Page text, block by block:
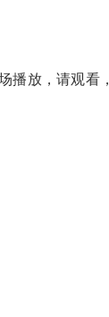
播放，请观看